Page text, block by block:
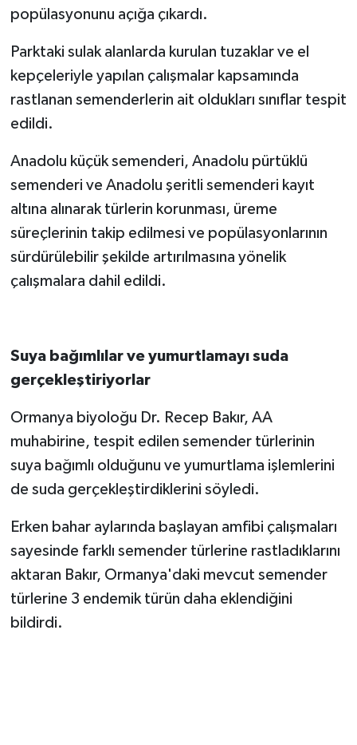
popülasyonunu açığa çıkardı.
Parktaki sulak alanlarda kurulan tuzaklar ve el
kepçeleriyle yapılan çalışmalar kapsamında
rastlanan semenderlerin ait oldukları sınıflar tespit
edildi.
Anadolu küçük semenderi, Anadolu pürtüklü
semenderi ve Anadolu şeritli semenderi kayıt
altına alınarak türlerin korunması, üreme
süreçlerinin takip edilmesi ve popülasyonlarının
sürdürülebilir şekilde artırılmasına yönelik
çalışmalara dahil edildi.
Suya bağımlılar ve yumurtlamayı suda
gerçekleştiriyorlar
Ormanya biyoloğu Dr. Recep Bakır, AA
muhabirine, tespit edilen semender türlerinin
suya bağımlı olduğunu ve yumurtlama işlemlerini